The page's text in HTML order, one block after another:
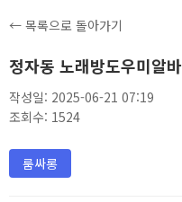
← 목록으로 돌아가기
정자동 노래방도우미알바
작성일: 2025-06-21 07:19
조회수: 1524
룸싸롱